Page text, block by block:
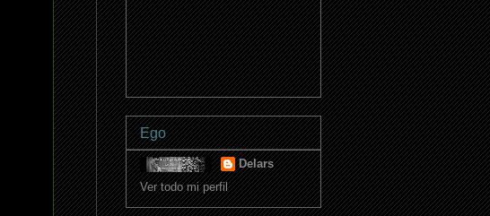
Ego
Delars
Ver todo mi perfil